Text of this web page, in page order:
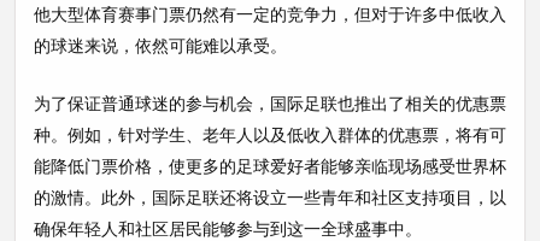
他大型体育赛事门票仍然有一定的竞争力，但对于许多中低收入
的球迷来说，依然可能难以承受。
为了保证普通球迷的参与机会，国际足联也推出了相关的优惠票
种。例如，针对学生、老年人以及低收入群体的优惠票，将有可
能降低门票价格，使更多的足球爱好者能够亲临现场感受世界杯
的激情。此外，国际足联还将设立一些青年和社区支持项目，以
确保年轻人和社区居民能够参与到这一全球盛事中。